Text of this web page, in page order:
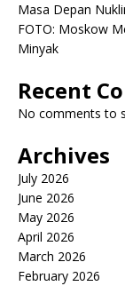
Masa Depan
FOTO: Moskow
Minyak
Recent
No comments to
Archives
July 2026
June 2026
May 2026
April 2026
March 2026
February 2026